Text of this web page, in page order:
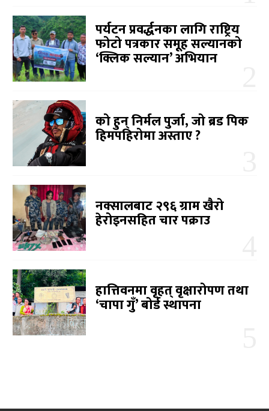
पर्यटन प्रवर्द्धनका लागि राष्ट्रिय
फोटो पत्रकार समूह सल्यानको
‘क्लिक सल्यान’ अभियान
को हुन् निर्मल पुर्जा, जो ब्रड पिक
हिमपहिरोमा अस्ताए ?
नक्सालबाट २९६ ग्राम खैरो
हेरोइनसहित चार पक्राउ
हात्तिवनमा वृहत् वृक्षारोपण तथा
‘चापा गुँ’ बोर्ड स्थापना